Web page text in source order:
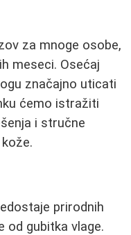
za mnoge osobe,
meseci. Osećaj
značajno uticati
ćemo istražiti
i stručne
prirodnih
od gubitka vlage.